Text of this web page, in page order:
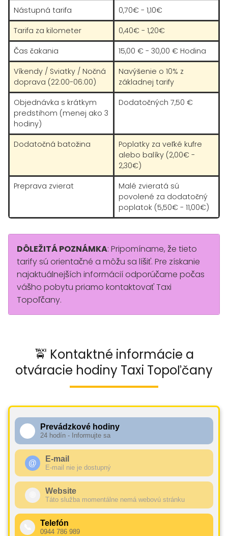
Nástupná tarifa
0,70€ - 1,10€
Tarifa za kilometer
0,40€ - 1,20€
Čas čakania
15,00 € - 30,00 € Hodina
Víkendy / Sviatky / Nočná
doprava (22:00-06:00)
Navýšenie o 10% z
základnej tarify
Objednávka s krátkym
predstihom (menej ako 3
hodiny)
Dodatočných 7,50 €
Dodatočná batožina
Poplatky za veľké kufre
alebo balíky (2,00€ -
2,30€)
Preprava zvierat
Malé zvieratá sú
povolené za dodatočný
poplatok (5,50€ - 11,00€)
DÔLEŽITÁ POZNÁMKA: Pripomíname, že tieto
tarify sú orientačné a môžu sa líšiť. Pre získanie
najaktuálnejších informácií odporúčame počas
vášho pobytu priamo kontaktovať Taxi
Topoľčany.
🚖 Kontaktné informácie a
otváracie hodiny Taxi Topoľčany
Prevádzkové hodiny
24 hodín - Informujte sa
@ E-mail
E-mail nie je dostupný
Website
Táto služba momentálne nemá webovú stránku
Telefón
0944 786 989